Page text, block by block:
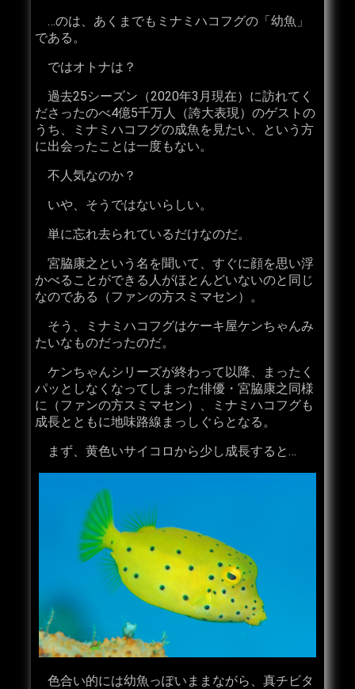
…のは、あくまでもミナミハコフグの「幼魚」
である。
ではオトナは？
過去25シーズン（2020年3月現在）に訪れてく
ださったのべ4億5千万人（誇大表現）のゲストの
うち、ミナミハコフグの成魚を見たい、という方
に出会ったことは一度もない。
不人気なのか？
いや、そうではないらしい。
単に忘れ去られているだけなのだ。
宮脇康之という名を聞いて、すぐに顔を思い浮
かべることができる人がほとんどいないのと同じ
なのである（ファンの方スミマセン）。
そう、ミナミハコフグはケーキ屋ケンちゃんみ
たいなものだったのだ。
ケンちゃんシリーズが終わって以降、まったく
パッとしなくなってしまった俳優・宮脇康之同様
に（ファンの方スミマセン）、ミナミハコフグも
成長とともに地味路線まっしぐらとなる。
まず、黄色いサイコロから少し成長すると…
色合い的には幼魚っぽいままながら、真チビタ